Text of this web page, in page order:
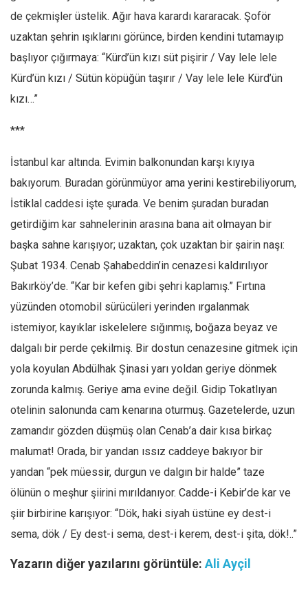
de çekmişler üstelik. Ağır hava karardı kararacak. Şoför
uzaktan şehrin ışıklarını görünce, birden kendini tutamayıp
başlıyor çığırmaya: “Kürd’ün kızı süt pişirir / Vay lele lele
Kürd’ün kızı / Sütün köpüğün taşırır / Vay lele lele Kürd’ün
kızı…”
***
İstanbul kar altında. Evimin balkonundan karşı kıyıya
bakıyorum. Buradan görünmüyor ama yerini kestirebiliyorum,
İstiklal caddesi işte şurada. Ve benim şuradan buradan
getirdiğim kar sahnelerinin arasına bana ait olmayan bir
başka sahne karışıyor; uzaktan, çok uzaktan bir şairin naşı:
Şubat 1934. Cenab Şahabeddin’in cenazesi kaldırılıyor
Bakırköy’de. “Kar bir kefen gibi şehri kaplamış.” Fırtına
yüzünden otomobil sürücüleri yerinden ırgalanmak
istemiyor, kayıklar iskelelere sığınmış, boğaza beyaz ve
dalgalı bir perde çekilmiş. Bir dostun cenazesine gitmek için
yola koyulan Abdülhak Şinasi yarı yoldan geriye dönmek
zorunda kalmış. Geriye ama evine değil. Gidip Tokatlıyan
otelinin salonunda cam kenarına oturmuş. Gazetelerde, uzun
zamandır gözden düşmüş olan Cenab’a dair kısa birkaç
malumat! Orada, bir yandan ıssız caddeye bakıyor bir
yandan “pek müessir, durgun ve dalgın bir halde” taze
ölünün o meşhur şiirini mırıldanıyor. Cadde-i Kebir’de kar ve
şiir birbirine karışıyor: “Dök, haki siyah üstüne ey dest-i
sema, dök / Ey dest-i sema, dest-i kerem, dest-i şita, dök!..”
Yazarın diğer yazılarını görüntüle: Ali Ayçil